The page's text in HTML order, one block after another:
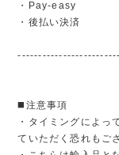
・Pay-easy
・後払い決済
◼️注意事項
・タイミングによっ
ていただく恐れもご